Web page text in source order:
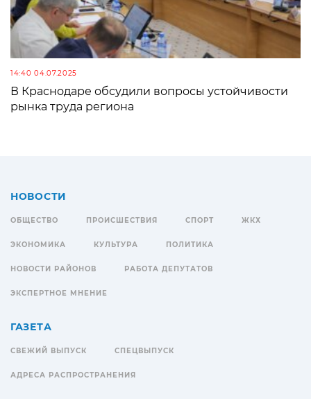
14:40 04.07.2025
В Краснодаре обсудили вопросы устойчивости
рынка труда региона
НОВОСТИ
ОБЩЕСТВО ПРОИСШЕСТВИЯ СПОРТ ЖКХ
ЭКОНОМИКА КУЛЬТУРА ПОЛИТИКА
НОВОСТИ РАЙОНОВ РАБОТА ДЕПУТАТОВ
ЭКСПЕРТНОЕ МНЕНИЕ
ГАЗЕТА
СВЕЖИЙ ВЫПУСК СПЕЦВЫПУСК
АДРЕСА РАСПРОСТРАНЕНИЯ